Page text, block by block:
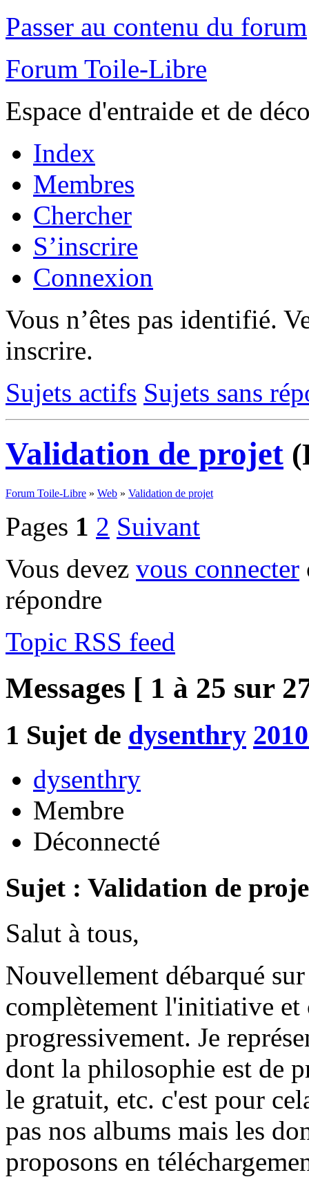
Passer au contenu du forum
Forum Toile-Libre
Espace d'entraide et de
Index
Membres
Chercher
S’inscrire
Connexion
Vous n’êtes pas identifié.
inscrire.
Sujets actifs Sujets sans
Validation de projet
Forum Toile-Libre » Web » Validation de projet
Pages 1 2 Suivant
Vous devez vous connecter
répondre
Topic RSS feed
Messages [ 1 à 25 sur
1 Sujet de dysenthry
dysenthry
Membre
Déconnecté
Sujet : Validation de
Salut à tous,
Nouvellement débarqué
complètement l'initiative
progressivement. Je
dont la philosophie est de
le gratuit, etc. c'est pour
pas nos albums mais les
proposons en